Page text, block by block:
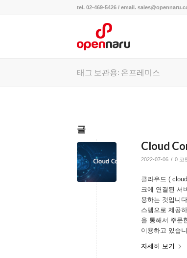
tel. 02-469-5426 / email.
태그 보관용: 온프레미스
글
Cloud
2022-07-06 / 0 코
클라우드 (
크에 연결된 서
용하는 것입니
스템으로 제공
을 통해서 주문
이용하고 있습
자세히 보기